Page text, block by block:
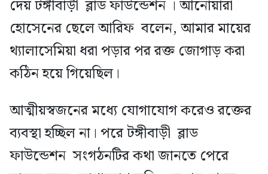
দেয় টঙ্গীবাড়ী ব্লাড ফাউন্ডেশন । আনোয়ারা
হোসেনের ছেলে আরিফ বলেন, আমার মায়ের
থ্যালাসেমিয়া ধরা পড়ার পর রক্ত জোগাড় করা
কঠিন হয়ে গিয়েছিল।
আত্মীয়স্বজনের মধ্যে যোগাযোগ করেও রক্তের
ব্যবস্থা হচ্ছিল না। পরে টঙ্গীবাড়ী ব্লাড
ফাউন্ডেশন সংগঠনটির কথা জানতে পেরে